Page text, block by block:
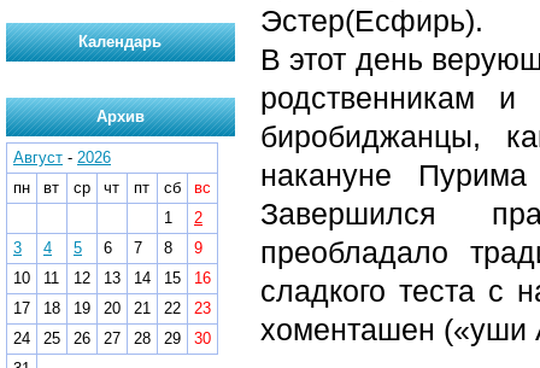
Эстер(Есфирь).
В этот день
родственникам
биробиджанцы,
накануне
Завершился
преобладало
сладкого теста с
хоменташен («уши
Календарь
Архив
Август - 2026
пн
вт ср чт пт сб
вс
1
2
3
4 5 6 7 8
9
10
11 12 13 14 15
16
17
18 19 20 21 22
23
24
25 26 27 28 29
30